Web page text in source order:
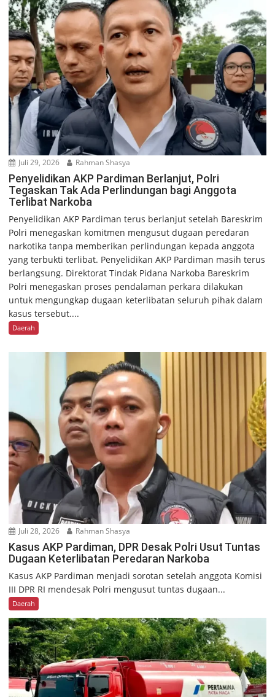
Juli 29, 2026 Rahman Shasya
Penyelidikan AKP Pardiman Berlanjut, Polri
Tegaskan Tak Ada Perlindungan bagi Anggota
Terlibat Narkoba
Penyelidikan AKP Pardiman terus berlanjut setelah Bareskrim
Polri menegaskan komitmen mengusut dugaan peredaran
narkotika tanpa memberikan perlindungan kepada anggota
yang terbukti terlibat. Penyelidikan AKP Pardiman masih terus
berlangsung. Direktorat Tindak Pidana Narkoba Bareskrim
Polri menegaskan proses pendalaman perkara dilakukan
untuk mengungkap dugaan keterlibatan seluruh pihak dalam
kasus tersebut....
Daerah
Juli 28, 2026 Rahman Shasya
Kasus AKP Pardiman, DPR Desak Polri Usut Tuntas
Dugaan Keterlibatan Peredaran Narkoba
Kasus AKP Pardiman menjadi sorotan setelah anggota Komisi
III DPR RI mendesak Polri mengusut tuntas dugaan...
Daerah